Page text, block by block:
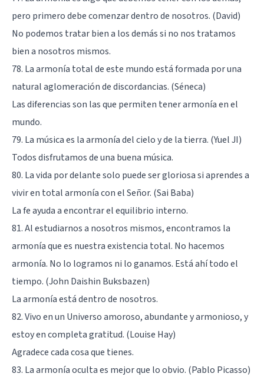
pero primero debe comenzar dentro de nosotros. (David)
No podemos tratar bien a los demás si no nos tratamos
bien a nosotros mismos.
78. La armonía total de este mundo está formada por una
natural aglomeración de discordancias. (Séneca)
Las diferencias son las que permiten tener armonía en el
mundo.
79. La música es la armonía del cielo y de la tierra. (Yuel JI)
Todos disfrutamos de una buena música.
80. La vida por delante solo puede ser gloriosa si aprendes a
vivir en total armonía con el Señor. (Sai Baba)
La fe ayuda a encontrar el equilibrio interno.
81. Al estudiarnos a nosotros mismos, encontramos la
armonía que es nuestra existencia total. No hacemos
armonía. No lo logramos ni lo ganamos. Está ahí todo el
tiempo. (John Daishin Buksbazen)
La armonía está dentro de nosotros.
82. Vivo en un Universo amoroso, abundante y armonioso, y
estoy en completa gratitud. (Louise Hay)
Agradece cada cosa que tienes.
83. La armonía oculta es mejor que lo obvio. (Pablo Picasso)